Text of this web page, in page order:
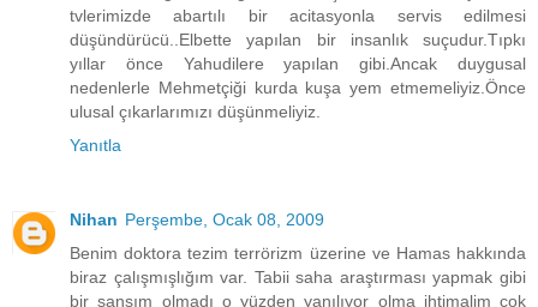
tvlerimizde abartılı bir acitasyonla servis edilmesi
düşündürücü..Elbette yapılan bir insanlık suçudur.Tıpkı
yıllar önce Yahudilere yapılan gibi.Ancak duygusal
nedenlerle Mehmetçiği kurda kuşa yem etmemeliyiz.Önce
ulusal çıkarlarımızı düşünmeliyiz.
Yanıtla
Nihan Perşembe, Ocak 08, 2009
Benim doktora tezim terrörizm üzerine ve Hamas hakkında
biraz çalışmışlığım var. Tabii saha araştırması yapmak gibi
bir şansım olmadı o yüzden yanılıyor olma ihtimalim çok